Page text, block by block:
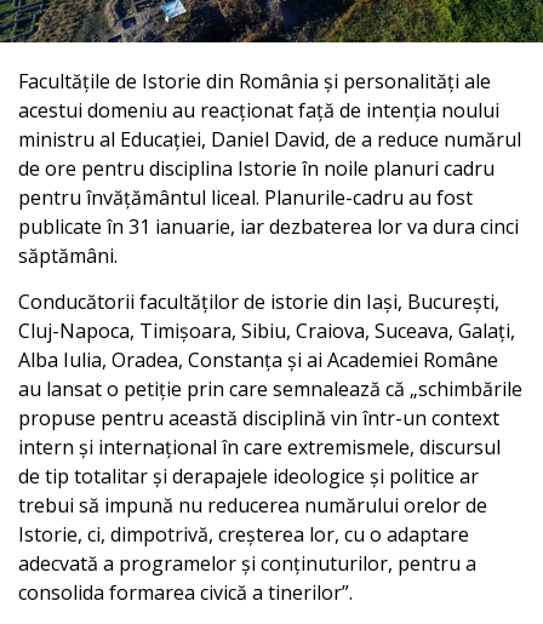
Facultățile de Istorie din România și personalități ale
acestui domeniu au reacționat față de intenția noului
ministru al Educației, Daniel David, de a reduce numărul
de ore pentru disciplina Istorie în noile planuri cadru
pentru învățământul liceal. Planurile-cadru au fost
publicate în 31 ianuarie, iar dezbaterea lor va dura cinci
săptămâni.
Conducătorii facultăților de istorie din Iași, București,
Cluj-Napoca, Timișoara, Sibiu, Craiova, Suceava, Galați,
Alba Iulia, Oradea, Constanța și ai Academiei Române
au lansat o petiție prin care semnalează că „schimbările
propuse pentru această disciplină vin într-un context
intern și internațional în care extremismele, discursul
de tip totalitar și derapajele ideologice și politice ar
trebui să impună nu reducerea numărului orelor de
Istorie, ci, dimpotrivă, creșterea lor, cu o adaptare
adecvată a programelor și conținuturilor, pentru a
consolida formarea civică a tinerilor”.